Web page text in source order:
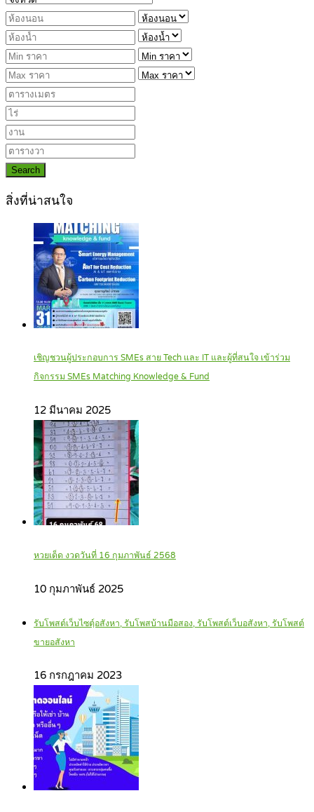
Search
สิ่งที่น่าสนใจ
เชิญชวนผู้ประกอบการ SMEs สาย Tech และ IT และผู้ที่สนใจ เข้าร่วม
กิจกรรม SMEs Matching Knowledge & Fund
12 มีนาคม 2025
หวยเด็ด งวดวันที่ 16 กุมภาพันธ์ 2568
10 กุมภาพันธ์ 2025
รับโพสต์เว็บไซตฺ์อสังหา, รับโพสบ้านมือสอง, รับโพสต์เว็บอสังหา, รับโพสต์
ขายอสังหา
16 กรกฎาคม 2023